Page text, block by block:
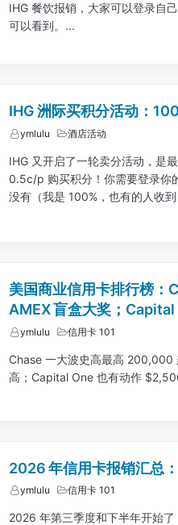
IHG 餐饮报销，大家可以登录自
可以看到。...
IHG 洲际买积分活动：
ymlulu 酒店活动
IHG 又开启了一轮卖分活动，是
0.5c/p 购买积分！你需要登录你
没有（我是 100%，也有的人收
美国商业信用卡排行榜：
AMEX 盲盒大奖；
ymlulu 信用卡 101
Chase 一大波史高最高
高；Capital One 也有动作
2026 年信用卡报销汇总
ymlulu 信用卡 101
2026 年第三季度和下半年开始